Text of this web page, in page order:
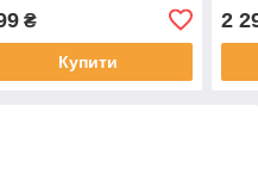
₴
Купити
2